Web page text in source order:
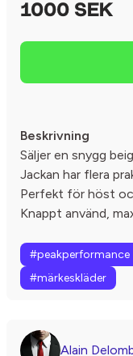
1000 SEK
Beskrivning
Säljer en snygg
Jackan har flera
Perfekt för höst
Knappt använd,
#peakperformance
#märkeskläder
Alain